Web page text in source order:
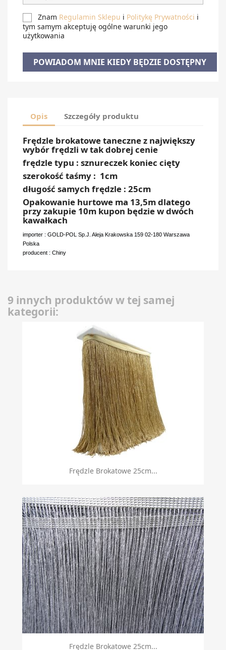
Znam Regulamin Sklepu i Politykę Prywatności i
tym samym akceptuję ogólne warunki jego
użytkowania
POWIADOM MNIE KIEDY BĘDZIE DOSTĘPNY
Opis Szczegóły produktu
Frędzle brokatowe taneczne z największy
wybór frędzli w tak dobrej cenie
frędzle typu : sznureczek koniec cięty
szerokość taśmy : 1cm
długość samych frędzle : 25cm
Opakowanie hurtowe ma 13,5m dlatego
przy zakupie 10m kupon będzie w dwóch
kawałkach
importer : GOLD-POL Sp.J. Aleja Krakowska 159 02-180 Warszawa
Polska
producent : Chiny
9 innych produktów w tej samej
kategorii:
Frędzle Brokatowe 25cm...
Frędzle Brokatowe 25cm...